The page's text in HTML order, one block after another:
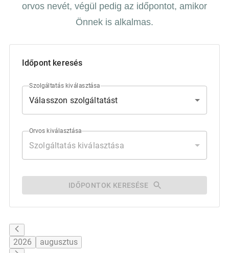
orvos nevét, végül pedig az időpontot, amikor
Önnek is alkalmas.